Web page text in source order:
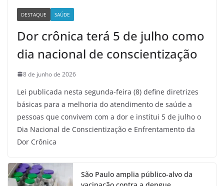
DESTAQUE SAÚDE
Dor crônica terá 5 de julho como
dia nacional de conscientização
8 de junho de 2026
Lei publicada nesta segunda-feira (8) define diretrizes
básicas para a melhoria do atendimento de saúde a
pessoas que convivem com a dor e institui 5 de julho o
Dia Nacional de Conscientização e Enfrentamento da
Dor Crônica
São Paulo amplia público-alvo da